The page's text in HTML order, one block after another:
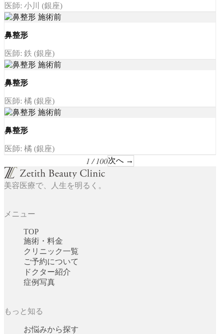
医師: 小川 (銀座)
鼻整形
医師: 鉄 (銀座)
鼻整形
医師: 橘 (銀座)
鼻整形
医師: 橘 (銀座)
1 / 100次へ →
美容医療で、人生を明るく。
メニュー
TOP
施術・料金
クリニック一覧
ご予約について
ドクター紹介
症例写真
もっと知る
お悩みから探す